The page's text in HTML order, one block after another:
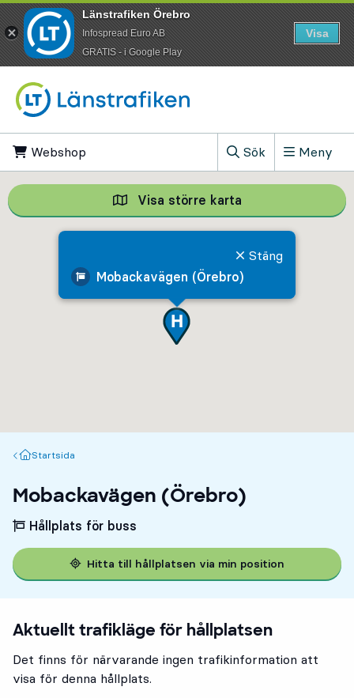
Webshop
Sök
, Visa sökfältet
Meny
Mobackavägen (Örebro)
Stäng
Visa större karta Visa större
Startsida
Startsida
Mobackavägen (Örebro)
Hållplats för buss
Hitta till hållplatsen via min position
Aktuellt trafikläge för hållplatsen
Det finns för närvarande ingen trafikinformation att
visa för denna hållplats.
Länstrafiken Örebro
Infospread Euro AB
​GRATIS - i Google Play
Visa